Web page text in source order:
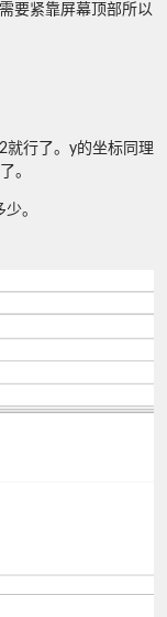
要紧靠屏幕顶部所以
就行了。y的坐标同理
。
。